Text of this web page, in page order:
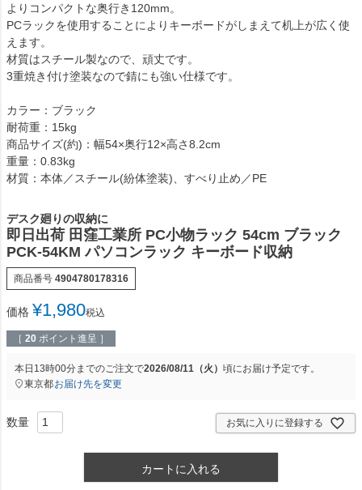
よりコンパクトな奥行き120mm。
PCラックを使用することによりキーボードがしまえて机上が広く使
えます。
材質はスチール製なので、頑丈です。
3重焼き付け塗装なので錆にも強い仕様です。
カラー：ブラック
耐荷重：15kg
商品サイズ(約)：幅54×奥行12×高さ8.2cm
重量：0.83kg
材質：本体／スチール(紛体塗装)、すべり止め／PE
デスク廻りの収納に
即日出荷 田窪工業所 PC小物ラック 54cm ブラック
PCK-54KM パソコンラック キーボード収納
商品番号 4904780178316
価格 ¥1,980税込
［ 20 ポイント進呈 ］
本日 13時00分までのご注文で2026/08/11（火） 頃にお届け予定です。
東京都お届け先を変更
お気に入りに登録する
カートに入れる